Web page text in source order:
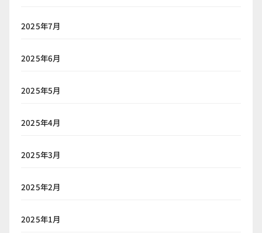
2025年7月
2025年6月
2025年5月
2025年4月
2025年3月
2025年2月
2025年1月